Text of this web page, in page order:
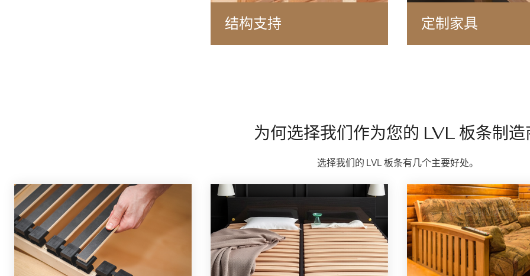
结构支持 定制家具
为何选择我们作为您的 LVL 板条制造
选择我们的 LVL 板条有几个主要好处。